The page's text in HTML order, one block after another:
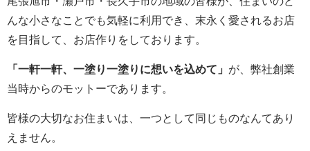
んな小さなことでも気軽に利用でき、末永く愛されるお店
を目指して、お店作りをしております。
「一軒一軒、一塗り一塗りに想いを込めて」 が、弊社創業
当時からのモットーであります。
皆様の大切なお住まいは、一つとして同じものなんてあり
えません。